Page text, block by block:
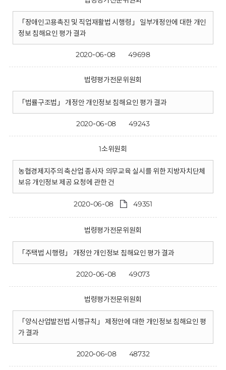
「장애인고용촉진 및 직업재활법 시행령」 일부개정안에 대한 개인
정보 침해요인 평가 결과
2020-06-08 49698
법령평가전문위원회
「법률구조법」 개정안 개인정보 침해요인 평가 결과
2020-06-08 49243
1소위원회
농협경제지주의 축산업 종사자 의무교육 실시를 위한 지방자치단체
보유 개인정보 제공 요청에 관한 건
2020-06-08 49351
법령평가전문위원회
「주택법 시행령」 개정안 개인정보 침해요인 평가 결과
2020-06-08 49073
법령평가전문위원회
「양식산업발전법 시행규칙」 제정안에 대한 개인정보 침해요인 평
가 결과
2020-06-08 48732